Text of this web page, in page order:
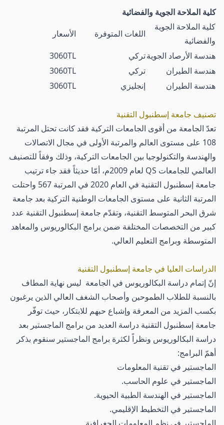
كلية الملاحة الجوية والفضائية
كلية الملاحة الجوية
والفضائية
اللغات المتوفرة
الأسعار
هندسة الأرصاد الجويةتركي
3060TL
هندسة الطيران
تركي
3060TL
هندسة الطيران
إنجليزي 3060TL
تصنيف جامعة إسطنبول التقنية
تعدّ الجامعة من أقوى الجامعات التركية فقد كانت تحتل المرتبة
108 على مستوى العالم والمرتبة الأولى في مجال الاتصالات
والهندسة والتكنولوجيا بين الجامعات التركية، وذلك وفقاً للتصنيف
العالمي للجامعات QS لعام 2009م، أمّا حديثاً فقد جاء ترتيب
جامعة إسطنبول التقنية في العام 2020 في المرتبة 567 واحتلت
المرتبة الثانية على مستوى الجامعات الوطنية التركية بعد جامعة
شرق البحر المتوسط التقنية، وتقدّم جامعة إسطنبول التقنية عدد
كبير من التخصصات المختلفة ضمن برامج البكالوريوس والمعاهد
المتوسطة وبرامج التعليم العالي.
الدراسات العليا في جامعة إسطنبول التقنية
إنّ إتمام دراسة البكالوريوس في الجامعة ليس نهاية المطاف
بالنسبة للطلاب الطموحين وأصحاب الشغف العالي الذين يرغبون
بكسب المزيد من المعرفة وإشباع حبهم للابتكار، حيث توفّر
جامعة إسطنبول التقنية دراسة العديد من برامج الماجستير بعد
دراسة البكالوريوس ونظراً لكثرة برامج الماجستير سنقوم بذكر
أهمّ البرامج:
الماجستير في تقنية المعلومات
الماجستير في علوم الحاسب.
الماجستير في الهندسة الطبية الحيوية.
الماجستير في التخطيط الإقليمي.